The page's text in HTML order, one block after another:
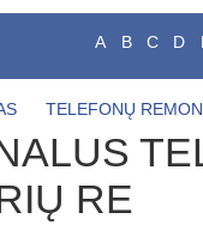
A B C D
TELEFONŲ
RE